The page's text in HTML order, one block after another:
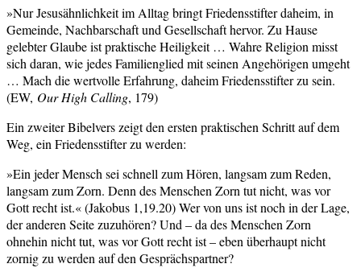
»Nur Jesusähnlichkeit im Alltag bringt Friedensstifter daheim, in
Gemeinde, Nachbarschaft und Gesellschaft hervor. Zu Hause
gelebter Glaube ist praktische Heiligkeit … Wahre Religion misst
sich daran, wie jedes Familienglied mit seinen Angehörigen umgeht
… Mach die wertvolle Erfahrung, daheim Friedensstifter zu sein.
(EW, Our High Calling, 179)
Ein zweiter Bibelvers zeigt den ersten praktischen Schritt auf dem
Weg, ein Friedensstifter zu werden:
»Ein jeder Mensch sei schnell zum Hören, langsam zum Reden,
langsam zum Zorn. Denn des Menschen Zorn tut nicht, was vor
Gott recht ist.« (Jakobus 1,19.20) Wer von uns ist noch in der Lage,
der anderen Seite zuzuhören? Und – da des Menschen Zorn
ohnehin nicht tut, was vor Gott recht ist – eben überhaupt nicht
zornig zu werden auf den Gesprächspartner?